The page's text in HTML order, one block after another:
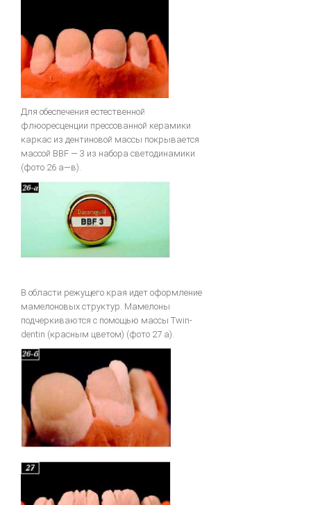
Для обеспечения естественной
флюоресценции прессованной керамики
каркас из дентиновой массы покрывается
массой BBF — 3 из набора светодинамики
(фото 26 а—в).
В области режущего края идет оформление
мамелоновых структур. Мамелоны
подчеркиваются с помощью массы Twin-
dentin (красным цветом) (фото 27 а).